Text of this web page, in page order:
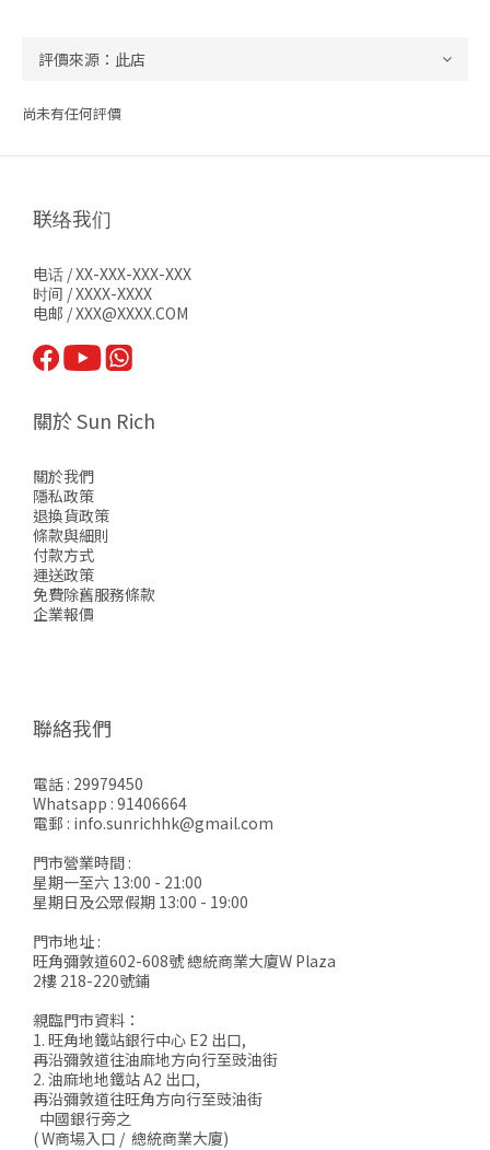
尚未有任何評價
联络我们
电话 / XX-XXX-XXX-XXX
时间 / XXXX-XXXX
电邮 / XXX@XXXX.COM
關於 Sun Rich
關於我們
隱私政策
退換貨政策
條款與細則
付款方式
運送政策
免費除舊服務條款
企業報價
聯絡我們
電話 : 29979450
Whatsapp : 91406664
電郵 : info.sunrichhk@gmail.com
門市營業時間 :
星期一至六 13:00 - 21:00
星期日及公眾假期 13:00 - 19:00
門市地址 :
旺角彌敦道602-608號 總統商業大廈W Plaza
2樓 218-220號鋪
親臨門市資料：
1. 旺角地鐵站銀行中心 E2 出口,
再沿彌敦道往油麻地方向行至豉油街
2. 油麻地地鐵站 A2 出口,
再沿彌敦道往旺角方向行至豉油街
中國銀行旁之
( W商場入口 / 總統商業大廈)